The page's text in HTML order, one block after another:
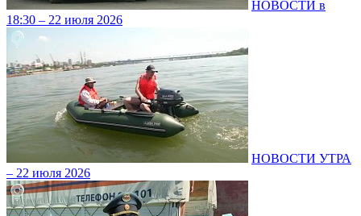
НОВОСТИ в
18:30 – 22 июля 2026
НОВОСТИ УТРА
– 22 июля 2026